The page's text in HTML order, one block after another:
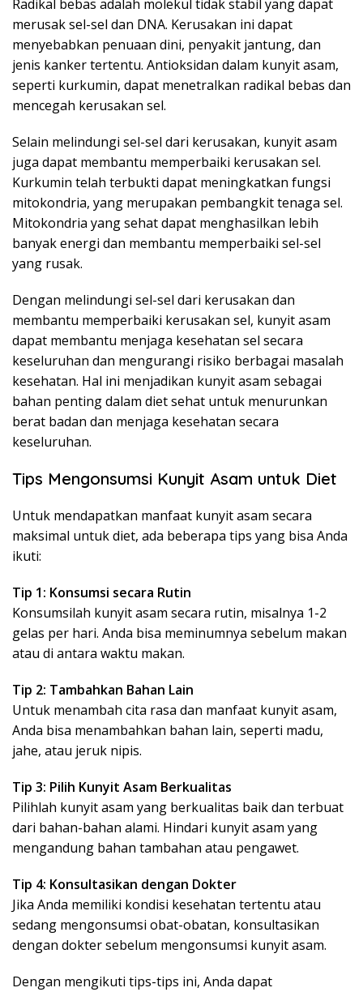
Radikal bebas adalah molekul tidak stabil yang dapat
merusak sel-sel dan DNA. Kerusakan ini dapat
menyebabkan penuaan dini, penyakit jantung, dan
jenis kanker tertentu. Antioksidan dalam kunyit asam,
seperti kurkumin, dapat menetralkan radikal bebas dan
mencegah kerusakan sel.
Selain melindungi sel-sel dari kerusakan, kunyit asam
juga dapat membantu memperbaiki kerusakan sel.
Kurkumin telah terbukti dapat meningkatkan fungsi
mitokondria, yang merupakan pembangkit tenaga sel.
Mitokondria yang sehat dapat menghasilkan lebih
banyak energi dan membantu memperbaiki sel-sel
yang rusak.
Dengan melindungi sel-sel dari kerusakan dan
membantu memperbaiki kerusakan sel, kunyit asam
dapat membantu menjaga kesehatan sel secara
keseluruhan dan mengurangi risiko berbagai masalah
kesehatan. Hal ini menjadikan kunyit asam sebagai
bahan penting dalam diet sehat untuk menurunkan
berat badan dan menjaga kesehatan secara
keseluruhan.
Tips Mengonsumsi Kunyit Asam untuk Diet
Untuk mendapatkan manfaat kunyit asam secara
maksimal untuk diet, ada beberapa tips yang bisa Anda
ikuti:
Tip 1: Konsumsi secara Rutin
Konsumsilah kunyit asam secara rutin, misalnya 1-2
gelas per hari. Anda bisa meminumnya sebelum makan
atau di antara waktu makan.
Tip 2: Tambahkan Bahan Lain
Untuk menambah cita rasa dan manfaat kunyit asam,
Anda bisa menambahkan bahan lain, seperti madu,
jahe, atau jeruk nipis.
Tip 3: Pilih Kunyit Asam Berkualitas
Pilihlah kunyit asam yang berkualitas baik dan terbuat
dari bahan-bahan alami. Hindari kunyit asam yang
mengandung bahan tambahan atau pengawet.
Tip 4: Konsultasikan dengan Dokter
Jika Anda memiliki kondisi kesehatan tertentu atau
sedang mengonsumsi obat-obatan, konsultasikan
dengan dokter sebelum mengonsumsi kunyit asam.
Dengan mengikuti tips-tips ini, Anda dapat